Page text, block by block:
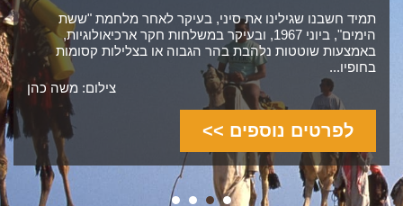
תמיד חשבנו שגילינו את סיני, בעיקר לאחר מלחמת "ששת
הימים", ביוני 1967, ובעיקר במשלחות חקר ארכיאולוגיות,
באמצעות שוטטות נלהבת בהר הגבוה או בצלילות קסומות
בחופיו...
צילום: משה כהן
לפרטים נוספים >>